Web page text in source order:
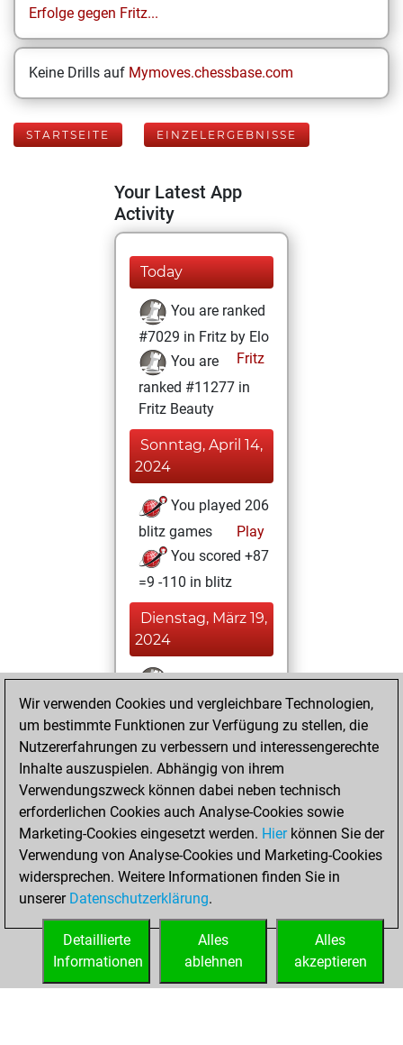
Erfolge gegen Fritz...
Keine Drills auf Mymoves.chessbase.com
STARTSEITE EINZELERGEBNISSE
Your Latest App
Activity
Today
You are ranked
#7029 in Fritz by Elo
Fritz
You are
ranked #11277 in
Fritz Beauty
Sonntag, April 14,
2024
You played 206
blitz games
Play
You scored +87
=9 -110 in blitz
Dienstag, März 19,
2024
You won
against Fritz
Fritz
You achieved a
BeautyScore of 18
You achieved a
new Elo of 1610
Sonntag, Februar
4, 2024
You created
your Fritz account
Wir verwenden Cookies und vergleichbare Technologien,
um bestimmte Funktionen zur Verfügung zu stellen, die
Nutzererfahrungen zu verbessern und interessengerechte
Inhalte auszuspielen. Abhängig von ihrem
Verwendungszweck können dabei neben technisch
erforderlichen Cookies auch Analyse-Cookies sowie
Marketing-Cookies eingesetzt werden. Hierkönnen Sie der
Verwendung von Analyse-Cookies und Marketing-Cookies
widersprechen. Weitere Informationen finden Sie in
unserer Datenschutzerklärung.
Alles
akzeptieren
Alles
ablehnen
Detaillierte
Informationen